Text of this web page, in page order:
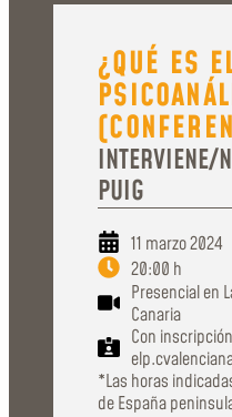
¿QUÉ ES
INTERVIENE/
PUIG
11 marzo 2024
20:00 h
Presencial en
Canaria
Con
*Las horas
de España